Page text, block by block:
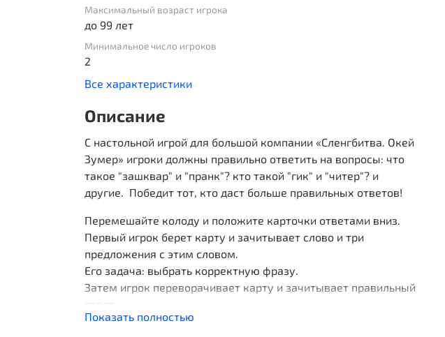
Максимальный возраст игрока
до 99 лет
Минимальное число игроков
2
Все характеристики
Описание
С настольной игрой для большой компании «Сленгбитва. Окей
Зумер» игроки должны правильно ответить на вопросы: что
такое "зашквар" и "пранк"? кто такой "гик" и "читер"? и
другие. Победит тот, кто даст больше правильных ответов!
Перемешайте колоду и положите карточки ответами вниз.
Первый игрок берет карту и зачитывает слово и три
предложения с этим словом.
Его задача: выбрать корректную фразу.
Затем игрок переворачивает карту и зачитывает правильный
Если он угадал, забирает карту себе; если не угадал -
Показать полностью